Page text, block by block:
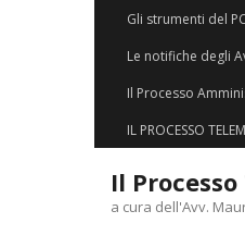
Gli strumenti del
Le notifiche degli
Il Processo
IL PROCESSO
Il
a cura dell'Avv.